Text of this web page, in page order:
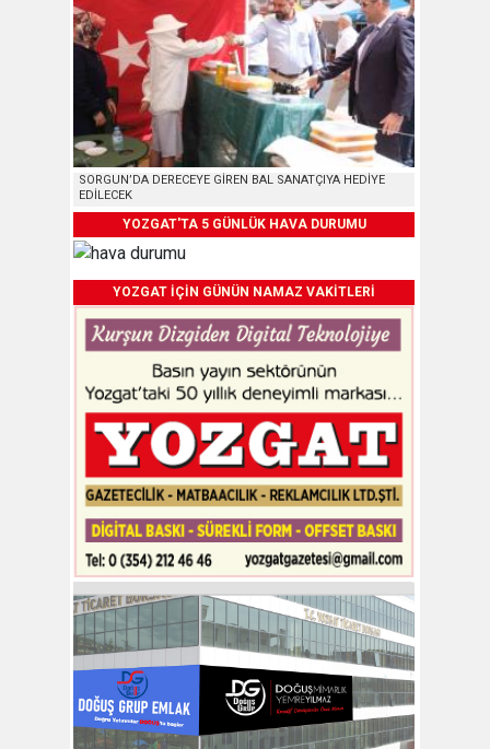
SORGUN’DA DERECEYE GİREN BAL SANATÇIYA HEDİYE
EDİLECEK
YOZGAT'TA 5 GÜNLÜK HAVA DURUMU
YOZGAT İÇİN GÜNÜN NAMAZ VAKİTLERİ